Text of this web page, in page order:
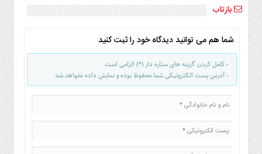
بازتاب
شما هم می توانید دیدگاه خود را ثبت کنید
- کامل کردن گزینه های ستاره دار (*) الزامی است
- آدرس پست الکترونیکی شما محفوظ بوده و نمایش داده نخواهد شد